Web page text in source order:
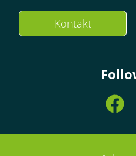
Kontakt